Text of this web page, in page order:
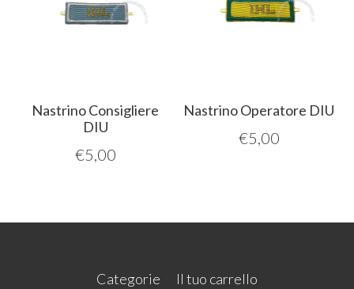
Nastrino Consigliere
DIU
€5,00
Nastrino Operatore DIU
€5,00
Categorie
Il tuo carrello